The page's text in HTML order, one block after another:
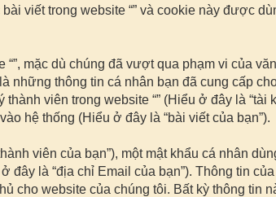
viết trong website “” và cookie này được
mặc dù chúng đã vượt qua phạm vi của
những thông tin cá nhân bạn đã cung cấp
viên trong website “” (Hiểu ở đây là “tài
hệ thống (Hiểu ở đây là “bài viết của bạn”).
viên của bạn”), một mật khẩu cá nhân
đây là “địa chỉ Email của bạn”). Thông tin
cho website của chúng tôi. Bất kỳ thông tin